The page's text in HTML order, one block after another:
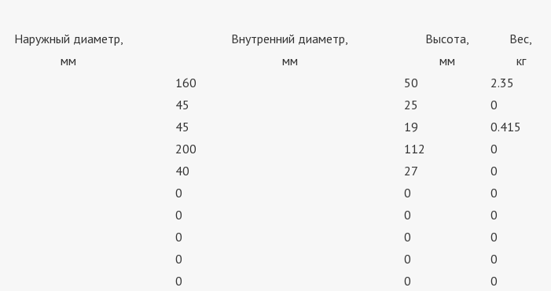
Наружный диаметр,
мм
Внутренний диаметр,
мм
Высота,
мм
Вес,
кг
160 50
2.35
45 25
0
45 19
0.415
200 112
0
40 27
0
0 0
0
0 0
0
0 0
0
0 0
0
0 0 0